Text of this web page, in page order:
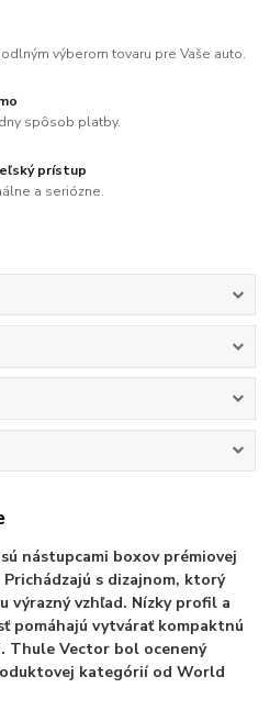
výberom tovaru pre Vaše auto.
spôsob platby.
prístup
a seriózne.
nástupcami boxov prémiovej
s dizajnom, ktorý
výrazný vzhľad. Nízky profil a
pomáhajú vytvárať kompaktnú
Thule Vector bol ocenený
kategórií od World